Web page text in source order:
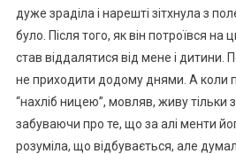
дуже зраділа і нарешті зітхнула з
було. Після того, як він потроївся на
став віддалятися від мене і дитини.
не приходити додому днями. А коли
“нахліб ницею”, мовляв, живу тільки
забуваючи про те, що за алі менти
розуміла, що відбувається, але